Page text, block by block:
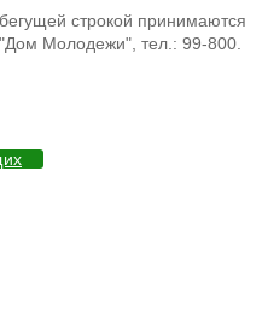
строкой принимаются
Молодежи", тел.: 99-800.